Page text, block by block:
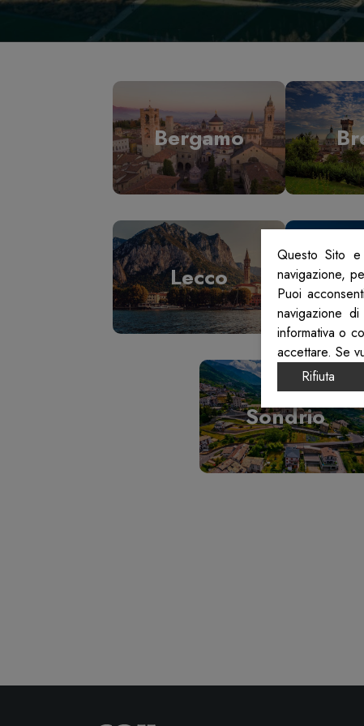
Bergamo
Lecco
Sondrio
Questo Sito
navigazione,
Puoi
navigazione
informativa o
accettare. Se
Rifiuta